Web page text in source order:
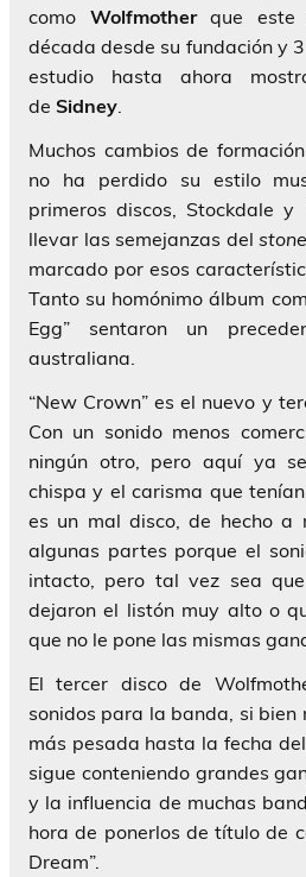
como Wolfmotherque este
década desde su fundación y
estudio hasta ahora
de Sidney
Muchos cambios de
no ha perdido su estilo
primeros discos, Stockdaley
llevar las semejanzas del
marcado por esos
Tanto su homónimo álbum
Egg” sentaron un
australiana.
“New Crown” es el nuevo y
Con un sonido menos
ningún otro, pero aquí ya
chispa y el carisma que
es un mal disco, de hecho a
algunas partes porque el
intacto, pero tal vez sea
dejaron el listón muy alto o
que no le pone las mismas
El tercer disco de
sonidos para la banda, si bien
más pesada hasta la fecha
sigue conteniendo grandes
y la influencia de muchas
hora de ponerlos de título de
Dream”.